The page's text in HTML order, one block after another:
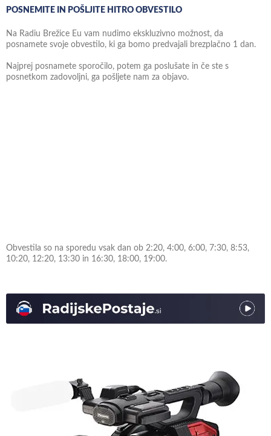
POSNEMITE IN POŠLJITE HITRO OBVESTILO
Na Radiu Brežice Eu vam nudimo ekskluzivno možnost, da
posnamete svoje obvestilo, ki ga bomo predvajali brezplačno 1 dan.
Najprej posnamete sporočilo, potem ga poslušate in če ste s
posnetkom zadovoljni, ga pošljete nam za objavo.
Obvestila so na sporedu vsak dan ob 2:20, 4:00, 6:00, 7:30, 8:53,
10:20, 12:20, 13:30 in 16:30, 18:00, 19:00.